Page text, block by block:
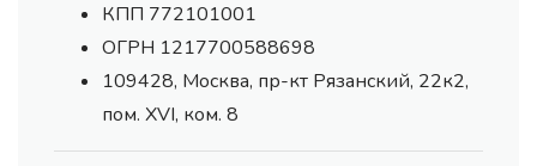
КПП 772101001
ОГРН 1217700588698
109428, Москва, пр-кт Рязанский, 22к2,
пом. XVI, ком. 8